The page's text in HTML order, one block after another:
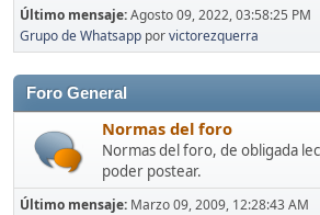
Último mensaje:Agosto 09, 2022, 03:58:25 PM
Grupo de Whatsapp porvictorezquerra
Foro General
Normas del foro
Normas del foro, de obligada
poder postear.
Último mensaje: Marzo 09, 2009, 12:28:43 AM